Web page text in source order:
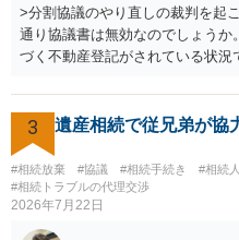
>分割協議のやり直しの裁判を起
通り協議書は無効なのでしょう
づく不動産登記がされている状
方の訴訟の主張及び立証次第で
医師の意見書、筆跡鑑定 が提出
はありますが、 ・伯母様自身が
様の意に反する遺産分割協議を行
であること からすると、実際に
性はそれほど高くない（立証のハ
言えると思います。
3 遺産相続で従兄弟が協
#相続放棄 #協議 #相続手続き #相続
#相続トラブルの代理交渉
2026年7月22日